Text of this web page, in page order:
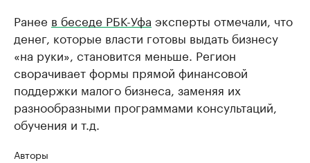
Ранее в беседе РБК-Уфа эксперты отмечали, что
денег, которые власти готовы выдать бизнесу
«на руки», становится меньше. Регион
сворачивает формы прямой финансовой
поддержки малого бизнеса, заменяя их
разнообразными программами консультаций,
обучения и т.д.
Авторы